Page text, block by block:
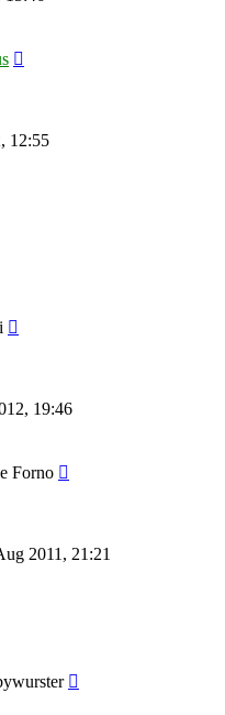
12:55
19:46
Forno
2011, 21:21